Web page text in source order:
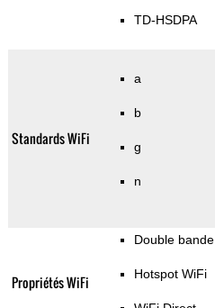
TD-HSDPA
Standards WiFi
a
b
g
n
Propriétés WiFi
Double bande
Hotspot WiFi